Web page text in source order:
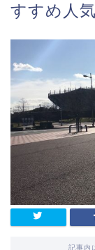
すすめ人
記事内